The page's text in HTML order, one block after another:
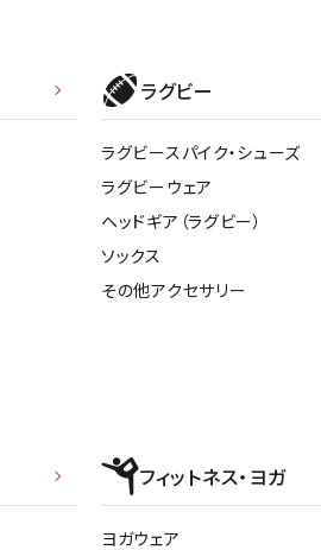
ラグビー
ラグビースパイク・シューズ
ラグビーウェア
ヘッドギア（ラグビー）
ソックス
その他アクセサリー
フィットネス・ヨガ
ヨガウェア